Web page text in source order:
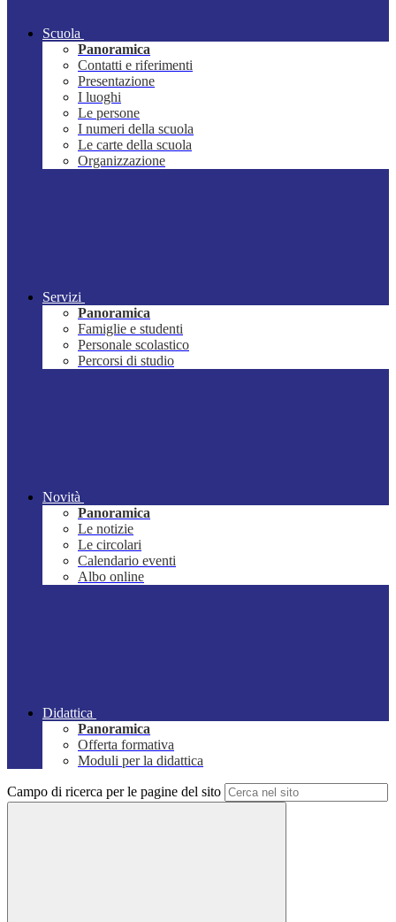
Scuola
Panoramica
Contatti e riferimenti
Presentazione
I luoghi
Le persone
I numeri della scuola
Le carte della scuola
Organizzazione
Servizi
Panoramica
Famiglie e studenti
Personale scolastico
Percorsi di studio
Novità
Panoramica
Le notizie
Le circolari
Calendario eventi
Albo online
Didattica
Panoramica
Offerta formativa
Moduli per la didattica
Campo di ricerca per le pagine del sito